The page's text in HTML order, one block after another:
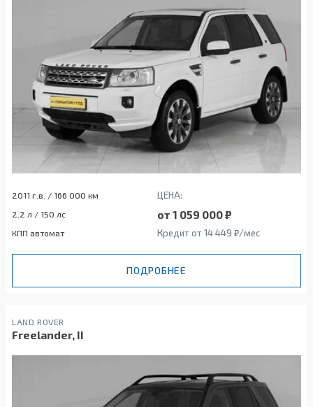
2011 г.в. / 166 000 км ЦЕНА:
2.2 л / 150 лс от 1 059 000 ₽
КПП автомат Кредит от 14 449 ₽/мес
ПОДРОБНЕЕ
LAND ROVER
Freelander, II